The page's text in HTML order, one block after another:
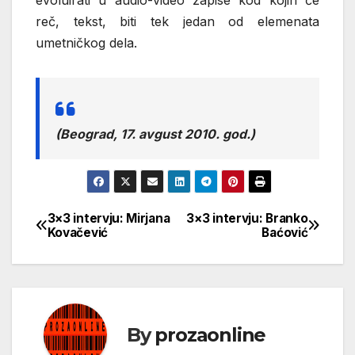
reč, tekst, biti tek jedan od elemenata
umetničkog dela.
(Beograd, 17. avgust 2010. god.)
Кретање
чланка
3×3 intervju: Branko
Baćović
3×3 intervju: Mirjana
Kovačević
Byprozaonline